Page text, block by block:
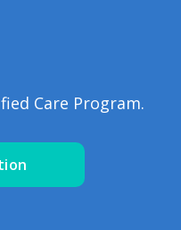
Care Program.